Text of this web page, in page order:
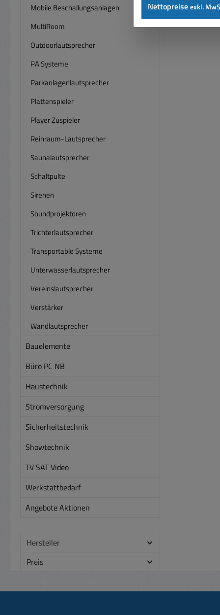
Mobile Beschallungsanlagen
MultiRoom
Outdoorlautsprecher
PA Systeme
Parkanlagenlautsprecher
Plattenspieler
Player Zuspieler
Reinraum-Lautsprecher
Saunalautsprecher
Schaltpulte
Sirenen
Soundprojektoren
Trichterlautsprecher
Transportable Systeme
Unterwasserlautsprecher
Vereinslautsprecher
Verstärker
Wandlautsprecher
Bauelemente
Büro PC NB
Haustechnik
Stromversorgung
Sicherheitstechnik
Showtechnik
TV SAT Video
Werkstattbedarf
Angebote Aktionen
Hersteller
Preis
Nettopreiseexkl.